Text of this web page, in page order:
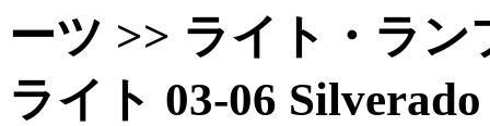
ーツ >> ライト・ラ
ライト 03-06